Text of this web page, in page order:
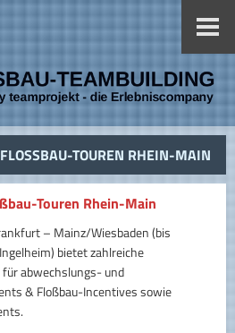
TOUREN RHEIN-MAIN
Touren Rhein-Main
– Mainz/Wiesbaden (bis
bietet zahlreiche
abwechslungs- und
& Floßbau-Incentives sowie